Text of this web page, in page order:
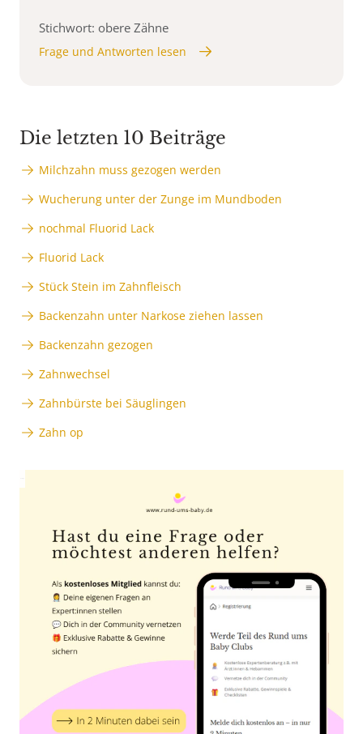
Stichwort: obere Zähne
Frage und Antworten lesen
Die letzten 10 Beiträge
Milchzahn muss gezogen werden
Wucherung unter der Zunge im Mundboden
nochmal Fluorid Lack
Fluorid Lack
Stück Stein im Zahnfleisch
Backenzahn unter Narkose ziehen lassen
Backenzahn gezogen
Zahnwechsel
Zahnbürste bei Säuglingen
Zahn op